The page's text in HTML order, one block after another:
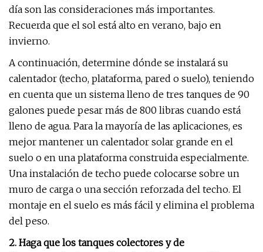
día son las consideraciones más importantes.
Recuerda que el sol está alto en verano, bajo en
invierno.
A continuación, determine dónde se instalará su
calentador (techo, plataforma, pared o suelo), teniendo
en cuenta que un sistema lleno de tres tanques de 90
galones puede pesar más de 800 libras cuando está
lleno de agua. Para la mayoría de las aplicaciones, es
mejor mantener un calentador solar grande en el
suelo o en una plataforma construida especialmente.
Una instalación de techo puede colocarse sobre un
muro de carga o una sección reforzada del techo. El
montaje en el suelo es más fácil y elimina el problema
del peso.
2. Haga que los tanques colectores y de